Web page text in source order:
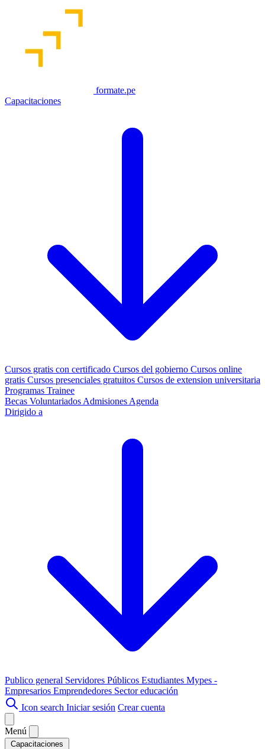
formate.pe
Capacitaciones
Cursos gratis con certificado Cursos del gobierno Cursos online
gratis Cursos presenciales gratuitos Cursos de extension universitaria
Programas Trainee
Becas Voluntariados Admisiones Agenda
Dirigido a
Publico general Servidores Públicos Estudiantes Mypes -
Empresarios Emprendedores Sector educación
Icon search Iniciar sesión Crear cuenta
Menú
Capacitaciones